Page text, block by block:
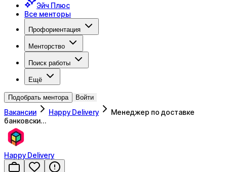
Эйч Плюс
Все менторы
Профориентация
Менторство
Поиск работы
Ещё
Подобрать ментора Войти
Вакансии Happy Delivery
Менеджер по доставке
банковски…
Happy Delivery